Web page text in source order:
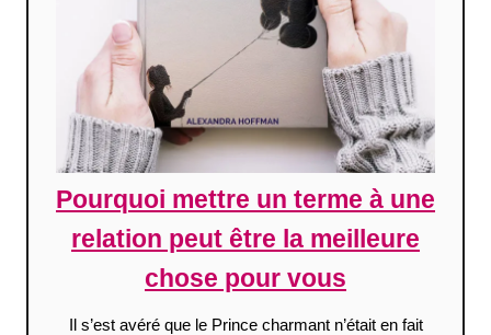
Pourquoi mettre un terme à une
relation peut être la meilleure
chose pour vous
Il s’est avéré que le Prince charmant n’était en fait